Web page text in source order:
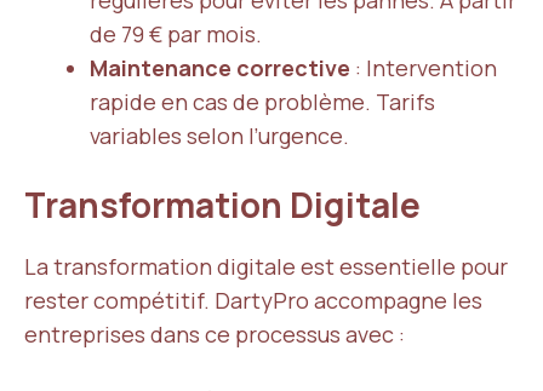
de 79 € par mois.
Maintenance corrective : Intervention
rapide en cas de problème. Tarifs
variables selon l’urgence.
Transformation Digitale
La transformation digitale est essentielle pour
rester compétitif. DartyPro accompagne les
entreprises dans ce processus avec :